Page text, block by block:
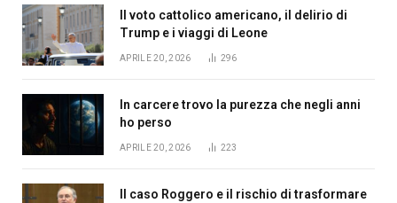
Il voto cattolico americano, il delirio di
Trump e i viaggi di Leone
APRILE 20, 2026 296
In carcere trovo la purezza che negli anni
ho perso
APRILE 20, 2026 223
Il caso Roggero e il rischio di trasformare